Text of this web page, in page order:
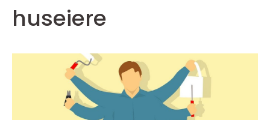
huseiere